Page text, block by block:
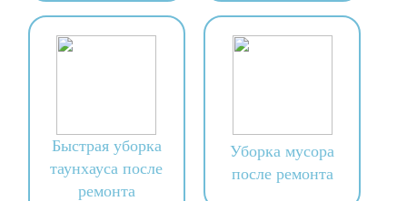
Быстрая уборка
таунхауса после
ремонта
Уборка мусора
после ремонта